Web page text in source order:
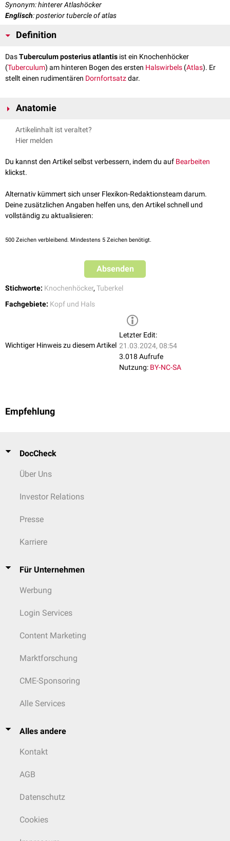
Synonym: hinterer Atlashöcker
Englisch: posterior tubercle of atlas
Definition
DasTuberculum posterius atlantis ist ein Knochenhöcker
(Tuberculum) am hinteren Bogen des ersten Halswirbels (Atlas). Er
stellt einen rudimentären Dornfortsatzdar.
Anatomie
Das Tuberculum posterius atlantis dient als Ursprung des
rectus capitis posterior minor
Artikelinhalt ist veraltet?
Hier melden
Du kannst den Artikel selbst verbessern, indem du auf Bearbeiten
klickst.
Alternativ kümmert sich unser Flexikon-Redaktionsteam darum.
Deine zusätzlichen Angaben helfen uns, den Artikel schnell und
vollständig zu aktualisieren:
500 Zeichen verbleibend. Mindestens 5 Zeichen benötigt.
Absenden
Stichworte: Knochenhöcker, Tuberkel
Fachgebiete: Kopf und Hals
Wichtiger Hinweis zu diesem Artikel
Letzter Edit:
21.03.2024, 08:54
3.018 Aufrufe
Nutzung: BY-NC-SA
Empfehlung
DocCheck
Über Uns
Investor Relations
Presse
Karriere
Für Unternehmen
Werbung
Login Services
Content Marketing
Marktforschung
CME-Sponsoring
Alle Services
Alles andere
Kontakt
AGB
Datenschutz
Cookies